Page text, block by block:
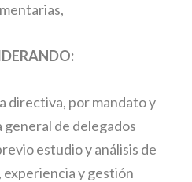
directiva, por mandato y
general de delegados
estudio y análisis de
y gestión